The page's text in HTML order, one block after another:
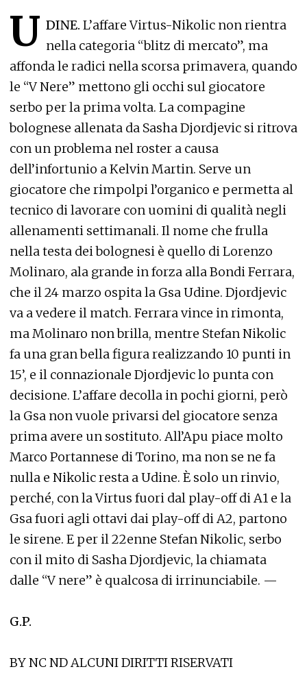
U DINE. L’affare Virtus-Nikolic non rientra
nella categoria “blitz di mercato”, ma
affonda le radici nella scorsa primavera, quando
le “V Nere” mettono gli occhi sul giocatore
serbo per la prima volta. La compagine
bolognese allenata da Sasha Djordjevic si ritrova
con un problema nel roster a causa
dell’infortunio a Kelvin Martin. Serve un
giocatore che rimpolpi l’organico e permetta al
tecnico di lavorare con uomini di qualità negli
allenamenti settimanali. Il nome che frulla
nella testa dei bolognesi è quello di Lorenzo
Molinaro, ala grande in forza alla Bondi Ferrara,
che il 24 marzo ospita la Gsa Udine. Djordjevic
va a vedere il match. Ferrara vince in rimonta,
ma Molinaro non brilla, mentre Stefan Nikolic
fa una gran bella figura realizzando 10 punti in
15’, e il connazionale Djordjevic lo punta con
decisione. L’affare decolla in pochi giorni, però
la Gsa non vuole privarsi del giocatore senza
prima avere un sostituto. All’Apu piace molto
Marco Portannese di Torino, ma non se ne fa
nulla e Nikolic resta a Udine. È solo un rinvio,
perché, con la Virtus fuori dal play-off di A1 e la
Gsa fuori agli ottavi dai play-off di A2, partono
le sirene. E per il 22enne Stefan Nikolic, serbo
con il mito di Sasha Djordjevic, la chiamata
dalle “V nere” è qualcosa di irrinunciabile. —
G.P.
BY NC ND ALCUNI DIRITTI RISERVATI